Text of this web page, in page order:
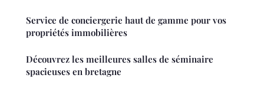
Service de conciergerie haut de gamme pour vos
propriétés immobilières
Découvrez les meilleures salles de séminaire
spacieuses en bretagne